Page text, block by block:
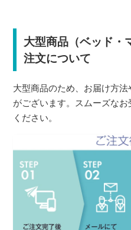
大型商品（ベッド・
注文について
大型商品のため、お届け方
がございます。スムーズな
ください。